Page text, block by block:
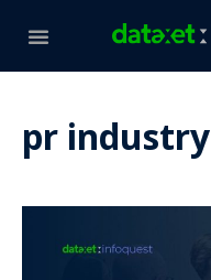
pr industry